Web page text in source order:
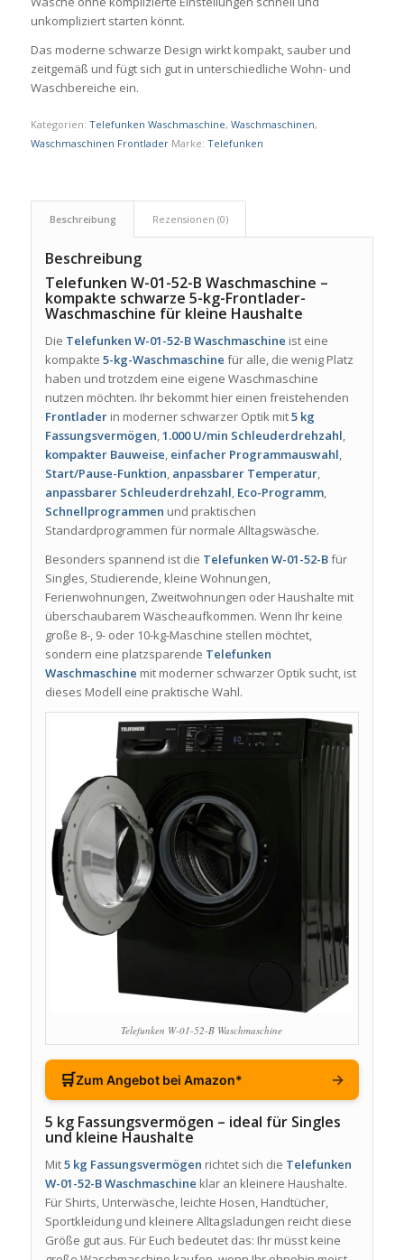
unkompliziert starten könnt.
Das moderne schwarze Design wirkt kompakt, sauber und
zeitgemäß und fügt sich gut in unterschiedliche Wohn- und
Waschbereiche ein.
Kategorien: Telefunken Waschmaschine, Waschmaschinen,
Waschmaschinen Frontlader Marke: Telefunken
Beschreibung Rezensionen (0)
Beschreibung
Telefunken W-01-52-B Waschmaschine –
kompakte schwarze 5-kg-Frontlader-
Waschmaschine für kleine Haushalte
Die Telefunken W-01-52-B Waschmaschine ist eine
kompakte 5-kg-Waschmaschine für alle, die wenig Platz
haben und trotzdem eine eigene Waschmaschine
nutzen möchten. Ihr bekommt hier einen freistehenden
Frontladerin moderner schwarzer Optik mit5 kg
Fassungsvermögen,1.000 U/min Schleuderdrehzahl,
kompakter Bauweise, einfacher Programmauswahl,
Start/Pause-Funktion, anpassbarer Temperatur,
anpassbarer Schleuderdrehzahl, Eco-Programm,
Schnellprogrammen und praktischen
Standardprogrammen für normale Alltagswäsche.
Besonders spannend ist die Telefunken W-01-52-Bfür
Singles, Studierende, kleine Wohnungen,
Ferienwohnungen, Zweitwohnungen oder Haushalte mit
überschaubarem Wäscheaufkommen. Wenn Ihr keine
große 8-, 9- oder 10-kg-Maschine stellen möchtet,
sondern eine platzsparende Telefunken
Waschmaschine mit moderner schwarzer Optik sucht, ist
dieses Modell eine praktische Wahl.
Telefunken W-01-52-B Waschmaschine
🛒Zum Angebot bei Amazon* →
5 kg Fassungsvermögen – ideal für Singles
und kleine Haushalte
Mit5 kg Fassungsvermögen richtet sich die Telefunken
W-01-52-B Waschmaschine klar an kleinere Haushalte.
Für Shirts, Unterwäsche, leichte Hosen, Handtücher,
Sportkleidung und kleinere Alltagsladungen reicht diese
Größe gut aus. Für Euch bedeutet das: Ihr müsst keine